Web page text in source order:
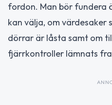
fordon. Man bör fundera
kan välja, om värdesaker
dörrar är låsta samt om
fjärrkontroller lämnats